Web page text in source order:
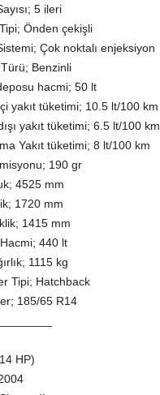
5 ileri
Önden çekişli
Çok noktalı enjeksiyon
Benzinli
hacmi; 50 lt
yakıt tüketimi; 10.5 lt/100 km
yakıt tüketimi; 6.5 lt/100 km
Yakıt tüketimi; 8 lt/100 km
190 gr
4525 mm
1720 mm
1415 mm
440 lt
1115 kg
Tipi; Hatchback
185/65 R14
HP)